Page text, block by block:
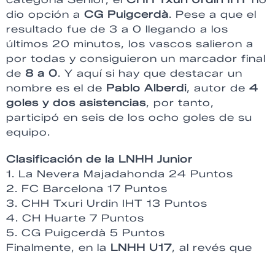
dio opción a CG Puigcerdà. Pese a que el
resultado fue de 3 a 0 llegando a los
últimos 20 minutos, los vascos salieron a
por todas y consiguieron un marcador final
de 8 a 0. Y aquí si hay que destacar un
nombre es el de Pablo Alberdi, autor de 4
goles y dos asistencias, por tanto,
participó en seis de los ocho goles de su
equipo.
Clasificación de la LNHH Junior
1. La Nevera Majadahonda 24 Puntos
2. FC Barcelona 17 Puntos
3. CHH Txuri Urdin IHT 13 Puntos
4. CH Huarte 7 Puntos
5. CG Puigcerdà 5 Puntos
Finalmente, en la LNHH U17, al revés que